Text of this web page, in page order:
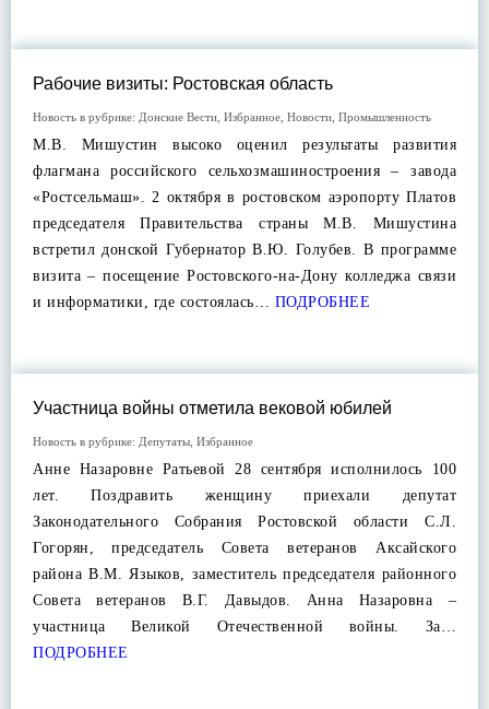
Рабочие визиты: Ростовская область
Новость в рубрике: Донские Вести Избранное Новости Промышленность
М.В. Мишустин высоко оценил результаты развития
флагмана российского сельхозмашиностроения – завода
«Ростсельмаш». 2 октября в ростовском аэропорту Платов
председателя Правительства страны М.В. Мишустина
встретил донской Губернатор В.Ю. Голубев. В программе
визита – посещение Ростовского-на-Дону колледжа связи
и информатики, где состоялась… ПОДРОБНЕЕ
Участница войны отметила вековой юбилей
Новость в рубрике: Депутаты Избранное
Анне Назаровне Ратьевой 28 сентября исполнилось 100
лет. Поздравить женщину приехали депутат
Законодательного Собрания Ростовской области С.Л.
Гогорян, председатель Совета ветеранов Аксайского
района В.М. Языков, заместитель председателя районного
Совета ветеранов В.Г. Давыдов. Анна Назаровна –
участница Великой Отечественной войны. За…
ПОДРОБНЕЕ